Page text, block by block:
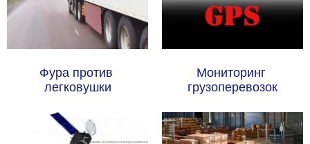
Фура против
легковушки
Мониторинг
грузоперевозок